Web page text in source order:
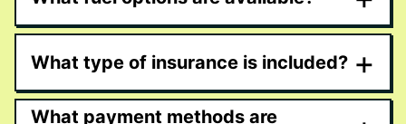
What type of insurance is included? +
What payment methods are